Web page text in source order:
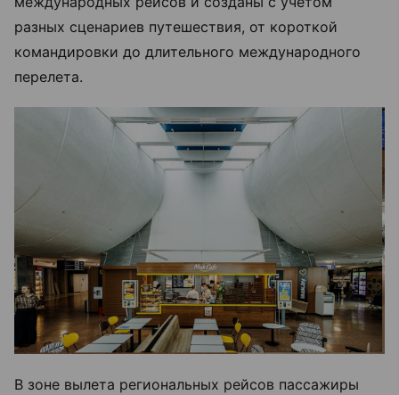
разных сценариев путешествия, от короткой
командировки до длительного международного
перелета.
В зоне вылета региональных рейсов пассажиры